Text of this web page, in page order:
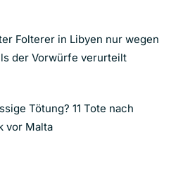
Folterer in Libyen nur wegen
der Vorwürfe verurteilt
Tötung? 11 Tote nach
vor Malta